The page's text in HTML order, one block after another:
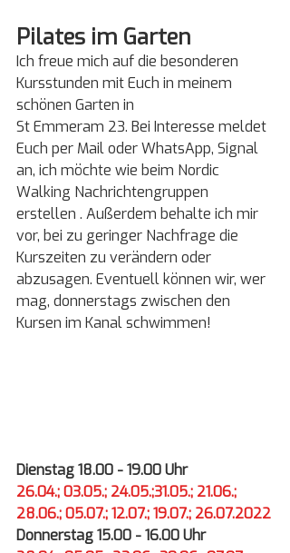
Pilates im Garten
Ich freue mich auf die besonderen
Kursstunden mit Euch in meinem
schönen Garten in
St Emmeram 23. Bei Interesse meldet
Euch per Mail oder WhatsApp, Signal
an, ich möchte wie beim Nordic
Walking Nachrichtengruppen
erstellen . Außerdem behalte ich mir
vor, bei zu geringer Nachfrage die
Kurszeiten zu verändern oder
abzusagen. Eventuell können wir, wer
mag, donnerstags zwischen den
Kursen im Kanal schwimmen!
Dienstag 18.00 - 19.00 Uhr
26.04.; 03.05.; 24.05.;31.05.; 21.06.;
28.06.; 05.07.; 12.07.; 19.07.; 26.07.2022
Donnerstag 15.00 - 16.00 Uhr